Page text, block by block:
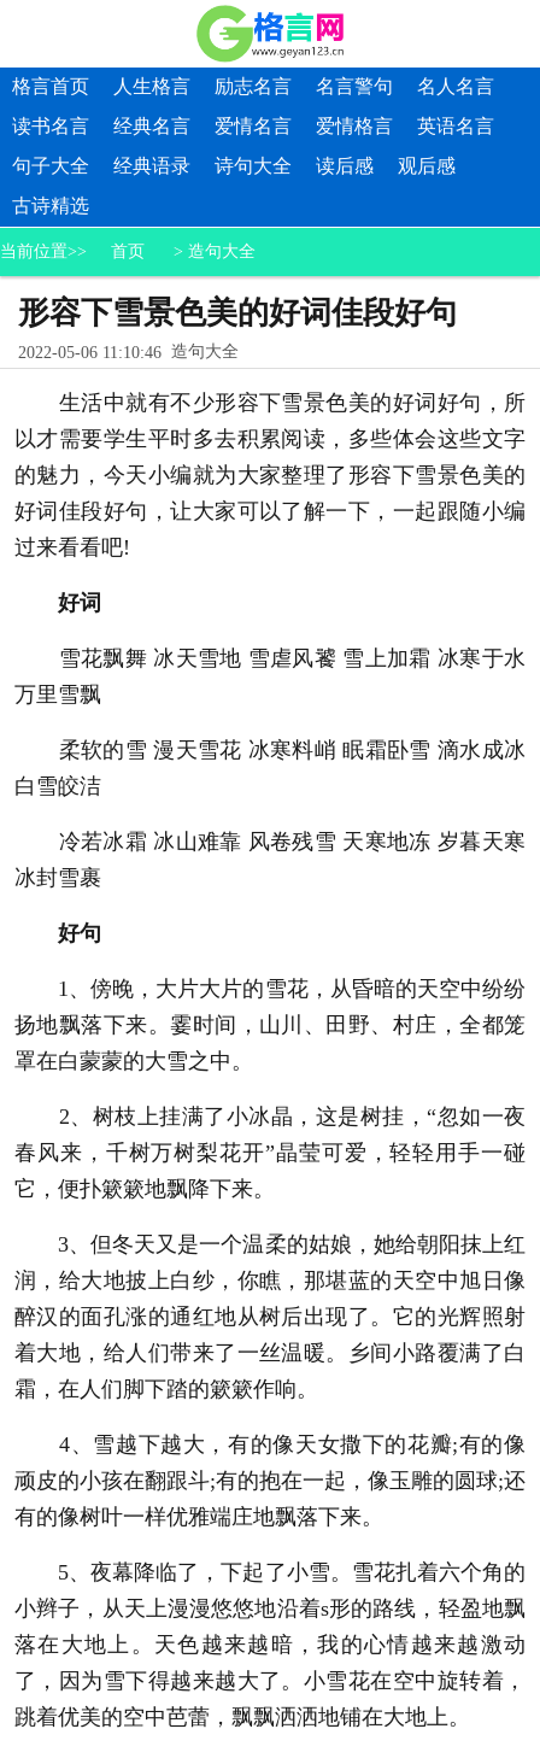
格言首页 人生格言 励志名言 名言警句
名人名言
读书名言
经典名言 爱情名言 爱情格言
英语名言
句子大全
经典语录 诗句大全 读后感
观后感
古诗精选
当前位置>> 首页 > 造句大全
形容下雪景色美的好词佳段好句
2022-05-06 11:10:46 造句大全
生活中就有不少形容下雪景色美的好词好句，所
以才需要学生平时多去积累阅读，多些体会这些文字
的魅力，今天小编就为大家整理了形容下雪景色美的
好词佳段好句，让大家可以了解一下，一起跟随小编
过来看看吧!
好词
雪花飘舞 冰天雪地 雪虐风饕 雪上加霜 冰寒于水
万里雪飘
柔软的雪 漫天雪花 冰寒料峭 眠霜卧雪 滴水成冰
白雪皎洁
冷若冰霜 冰山难靠 风卷残雪 天寒地冻 岁暮天寒
冰封雪裹
好句
1、傍晚，大片大片的雪花，从昏暗的天空中纷纷
扬地飘落下来。霎时间，山川、田野、村庄，全都笼
罩在白蒙蒙的大雪之中。
2、树枝上挂满了小冰晶，这是树挂，“忽如一夜
春风来，千树万树梨花开”晶莹可爱，轻轻用手一碰
它，便扑簌簌地飘降下来。
3、但冬天又是一个温柔的姑娘，她给朝阳抹上红
润，给大地披上白纱，你瞧，那堪蓝的天空中旭日像
醉汉的面孔涨的通红地从树后出现了。它的光辉照射
着大地，给人们带来了一丝温暖。乡间小路覆满了白
霜，在人们脚下踏的簌簌作响。
4、雪越下越大，有的像天女撒下的花瓣;有的像
顽皮的小孩在翻跟斗;有的抱在一起，像玉雕的圆球;还
有的像树叶一样优雅端庄地飘落下来。
5、夜幕降临了，下起了小雪。雪花扎着六个角的
小辫子，从天上漫漫悠悠地沿着s形的路线，轻盈地飘
落在大地上。天色越来越暗，我的心情越来越激动
了，因为雪下得越来越大了。小雪花在空中旋转着，
跳着优美的空中芭蕾，飘飘洒洒地铺在大地上。